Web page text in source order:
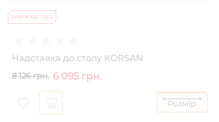
ЗНИЖКА -25%
Надставка до столу KORSAN
8 126 грн. 6 095 грн.